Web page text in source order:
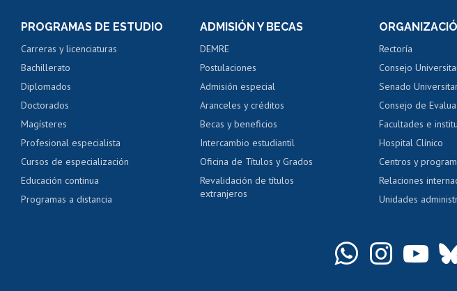
Consulta y certificado de notas
Servicio médico y dental
Pago de arancel y crédito alumnos
Pago de arancel y crédito exalumnos
Certificado de títulos y grados
PROGRAMAS DE ESTUDIO
Carreras y licenciaturas
Bachillerato
Diplomados
Doctorados
Magísteres
Profesional especialista
Cursos de especialización
Educación continua
Programas a distancia
ADMISIÓN Y BECAS
DEMRE
Postulaciones
Admisión especial
Aranceles y créditos
Becas y beneficios
Intercambio estudiantil
Oficina de Títulos y Grados
Revalidación de títulos
extranjeros
Rectoría
Consejo
Senado
Consejo de
Facultades e
Hospital Clínico
Centros y
Relaciones
Unidades